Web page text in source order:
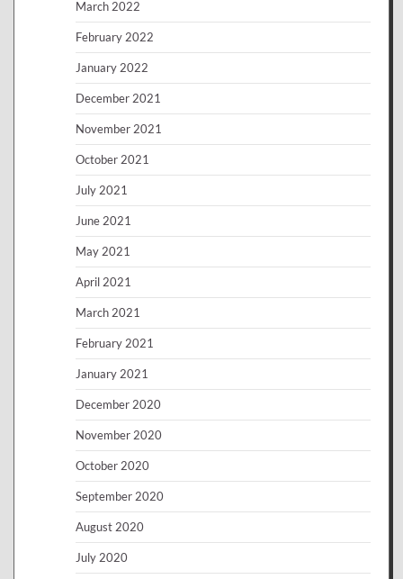
March 2022
February 2022
January 2022
December 2021
November 2021
October 2021
July 2021
June 2021
May 2021
April 2021
March 2021
February 2021
January 2021
December 2020
November 2020
October 2020
September 2020
August 2020
July 2020